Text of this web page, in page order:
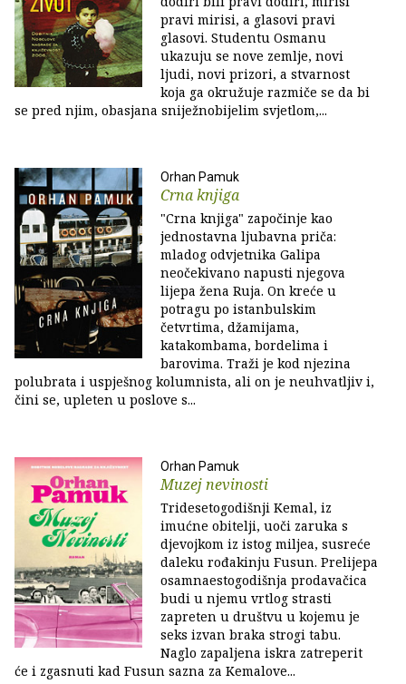
pravi mirisi, a glasovi pravi
glasovi. Studentu Osmanu
ukazuju se nove zemlje, novi
ljudi, novi prizori, a stvarnost
koja ga okružuje razmiče se da bi
se pred njim, obasjana sniježnobijelim svjetlom,...
Orhan Pamuk
Crna knjiga
"Crna knjiga" započinje kao
jednostavna ljubavna priča:
mladog odvjetnika Galipa
neočekivano napusti njegova
lijepa žena Ruja. On kreće u
potragu po istanbulskim
četvrtima, džamijama,
katakombama, bordelima i
barovima. Traži je kod njezina
polubrata i uspješnog kolumnista, ali on je neuhvatljiv i,
čini se, upleten u poslove s...
Orhan Pamuk
Muzej nevinosti
Tridesetogodišnji Kemal, iz
imućne obitelji, uoči zaruka s
djevojkom iz istog miljea, susreće
daleku rođakinju Fusun. Prelijepa
osamnaestogodišnja prodavačica
budi u njemu vrtlog strasti
zapreten u društvu u kojemu je
seks izvan braka strogi tabu.
Naglo zapaljena iskra zatreperit
će i zgasnuti kad Fusun sazna za Kemalove...